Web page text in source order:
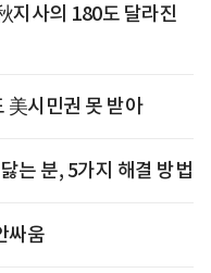
지사의 180도 달라진
美시민권 못 받아
는 분, 5가지 해결 방법
싸움